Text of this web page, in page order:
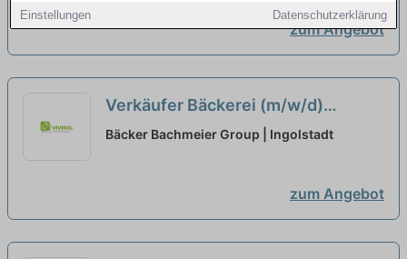
Einstellungen Datenschutzerklärung
zum Angebot
Verkäufer Bäckerei (m/w/d)
Aushilfen Minijob in Pfaffenhofen
Bäcker Bachmeier Group | Ingolstadt
zum Angebot